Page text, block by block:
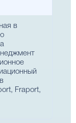
в
Fraport,